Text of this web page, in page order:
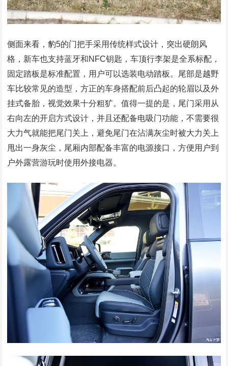
侧面来看，豹5的门把手采用传统样式设计，突出硬朗风
格，新车也支持蓝牙和NFC钥匙，车顶行李架是全系标配，
固定踏板是标准配置，用户可以选装电动踏板。尾部是越野
车比较常见的造型，方正的车身搭配前后凸起的轮眉以及外
挂式备胎，视觉效果十分粗犷。值得一提的是，尾门采用从
右向左的开启方式设计，并且还配备电吸门功能，不需要很
大力气就能把尾门关上，避免尾门在沾满灰尘时被大力关上
甩出一身灰尘，尾厢内部配备丰富的电源接口，方便用户到
户外露营游玩时使用外接电器。